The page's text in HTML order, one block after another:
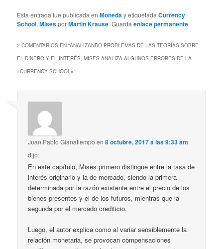
Esta entrada fue publicada enMoneday etiquetadaCurrency
School,MisesporMartin Krause. Guardaenlace permanente.
2 COMENTARIOS EN “ANALIZANDO PROBLEMAS DE LAS TEORÍAS SOBRE
EL DINERO Y EL INTERÉS, MISES ANALIZA ALGUNOS ERRORES DE LA
«CURRENCY SCHOOL»”
Juan Pablo Gianatiempo en8 octubre, 2017 a las 9:33 am
dijo:
En este capítulo, Mises primero distingue entre la tasa de
interés originario y la de mercado, siendo la primera
determinada por la razón existente entre el precio de los
bienes presentes y el de los futuros, mientras que la
segunda por el mercado crediticio.
Luego, el autor explica como al variar sensiblemente la
relación monetaria, se provocan compensaciones